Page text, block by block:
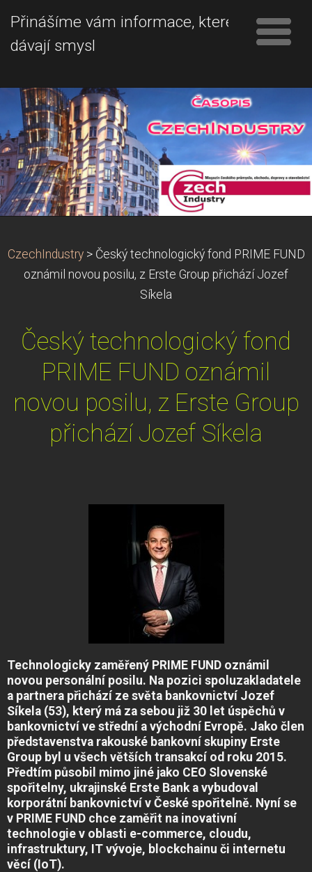
Přinášíme vám informace, které
dávají smysl
CzechIndustry > Český technologický fond PRIME FUND
oznámil novou posilu, z Erste Group přichází Jozef
Síkela
Český technologický fond
PRIME FUND oznámil
novou posilu, z Erste Group
přichází Jozef Síkela
Technologicky zaměřený PRIME FUND oznámil
novou personální posilu. Na pozici spoluzakladatele
a partnera přichází ze světa bankovnictví Jozef
Síkela (53), který má za sebou již 30 let úspěchů v
bankovnictví ve střední a východní Evropě. Jako člen
představenstva rakouské bankovní skupiny Erste
Group byl u všech větších transakcí od roku 2015.
Předtím působil mimo jiné jako CEO Slovenské
spořitelny, ukrajinské Erste Bank a vybudoval
korporátní bankovnictví v České spořitelně. Nyní se
v PRIME FUND chce zaměřit na inovativní
technologie v oblasti e-commerce, cloudu,
infrastruktury, IT vývoje, blockchainu či internetu
věcí (IoT).